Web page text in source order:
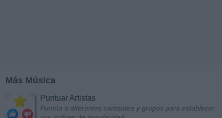
Más Música
Puntuar Artistas
Puntúa a diferentes cantantes y grupos para establecer